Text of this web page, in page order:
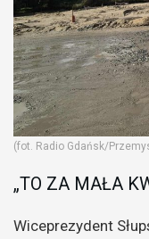
(fot. Radio Gdańsk/
„TO ZA MAŁA
Wiceprezydent